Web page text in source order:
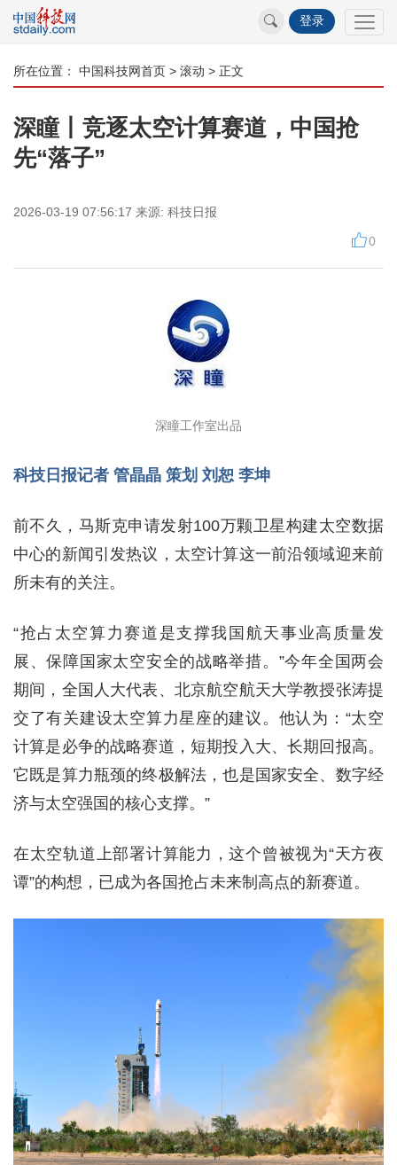
登录
所在位置： 中国科技网首页 > 滚动 > 正文
深瞳丨竞逐太空计算赛道，中国抢
先“落子”
2026-03-19 07:56:17 来源: 科技日报
0
深瞳工作室出品
科技日报记者 管晶晶 策划 刘恕 李坤
前不久，马斯克申请发射100万颗卫星构建太空数据
中心的新闻引发热议，太空计算这一前沿领域迎来前
所未有的关注。
“抢占太空算力赛道是支撑我国航天事业高质量发
展、保障国家太空安全的战略举措。”今年全国两会
期间，全国人大代表、北京航空航天大学教授张涛提
交了有关建设太空算力星座的建议。他认为：“太空
计算是必争的战略赛道，短期投入大、长期回报高。
它既是算力瓶颈的终极解法，也是国家安全、数字经
济与太空强国的核心支撑。”
在太空轨道上部署计算能力，这个曾被视为“天方夜
谭”的构想，已成为各国抢占未来制高点的新赛道。